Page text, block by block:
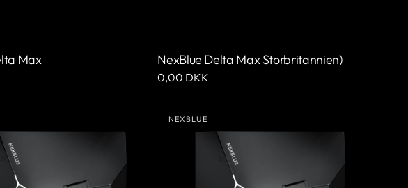
Max NexBlue Delta Max Storbritannien)
Ordinarie
0,00 DKK
Edge
Leverantör:
NEXBLUE